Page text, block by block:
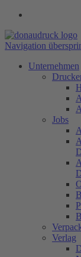
Navigation
Unternehmen
Jobs
Verlag